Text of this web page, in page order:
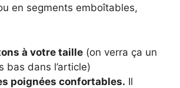
en segments emboîtables,
à votre taille (on verra ça un
bas dans l’article)
poignées confortables. Il